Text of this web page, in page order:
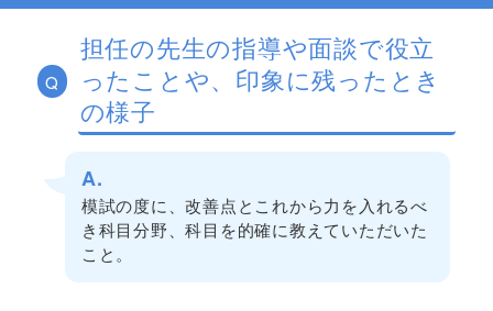
Q
担任の先生の指導や面談で役立
ったことや、印象に残ったとき
の様子
A.
模試の度に、改善点とこれから力を入れるべ
き科目分野、科目を的確に教えていただいた
こと。